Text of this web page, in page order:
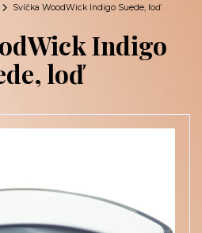
Svíčka WoodWick Indigo Suede, loď
Indigo
loď